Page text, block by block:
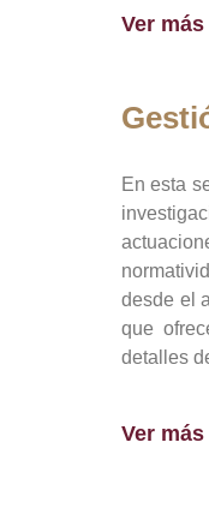
Ver más
En esta
desde el
que
detalles
Ver más